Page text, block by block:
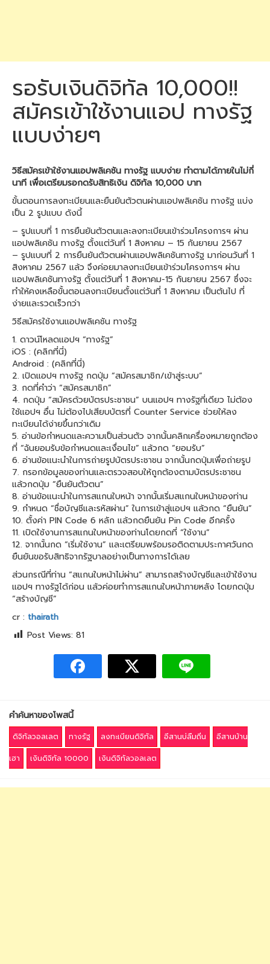
รอรับเงินดิจิทัล 10,000!!
สมัครเข้าใช้งานแอป ทางรัฐ
แบบง่ายๆ
วิธีสมัครเข้าใช้งานแอปพลิเคชัน ทางรัฐ แบบง่าย ทำตามได้ภายในไม่กี่
นาที เพื่อเตรียมรอกดรับสิทธิเงิน ดิจิทัล 10,000 บาท
ขั้นตอนการลงทะเบียนและยืนยันตัวตนผ่านแอปพลิเคชัน ทางรัฐ แบ่ง
เป็น 2 รูปแบบ ดังนี้
– รูปแบบที่ 1 การยืนยันตัวตนและลงทะเบียนเข้าร่วมโครงการฯ ผ่าน
แอปพลิเคชัน ทางรัฐ ตั้งแต่วันที่ 1 สิงหาคม – 15 กันยายน 2567
– รูปแบบที่ 2 การยืนยันตัวตนผ่านแอปพลิเคชันทางรัฐ มาก่อนวันที่ 1
สิงหาคม 2567 แล้ว จึงค่อยมาลงทะเบียนเข้าร่วมโครงการฯ ผ่าน
แอปพลิเคชันทางรัฐ ตั้งแต่วันที่ 1 สิงหาคม-15 กันยายน 2567 ซึ่งจะ
ทำให้คงเหลือขั้นตอนลงทะเบียนตั้งแต่วันที่ 1 สิงหาคม เป็นต้นไป ที่
ง่ายและรวดเร็วกว่า
วิธีสมัครใช้งานแอปพลิเคชัน ทางรัฐ
1. ดาวน์โหลดแอปฯ “ทางรัฐ”
iOS : (คลิกที่นี่)
Android : (คลิกที่นี่)
2. เปิดแอปฯ ทางรัฐ กดปุ่ม “สมัครสมาชิก/เข้าสู่ระบบ”
3. กดที่คำว่า “สมัครสมาชิก”
4. กดปุ่ม “สมัครด้วยบัตรประชาชน” บนแอปฯ ทางรัฐที่เดียว ไม่ต้อง
ใช้แอปฯ อื่น ไม่ต้องไปเสียบบัตรที่ Counter Service ช่วยให้ลง
ทะเบียนได้ง่ายขึ้นกว่าเดิม
5. อ่านข้อกำหนดและความเป็นส่วนตัว จากนั้นคลิกเครื่องหมายถูกต้อง
ที่ “ฉันยอมรับข้อกำหนดและเงื่อนไข” แล้วกด “ยอมรับ”
6. อ่านข้อแนะนำในการถ่ายรูปบัตรประชาชน จากนั้นกดปุ่มเพื่อถ่ายรูป
7. กรอกข้อมูลของท่านและตรวจสอบให้ถูกต้องตามบัตรประชาชน
แล้วกดปุ่ม “ยืนยันตัวตน”
8. อ่านข้อแนะนำในการสแกนใบหน้า จากนั้นเริ่มสแกนใบหน้าของท่าน
9. กำหนด “ชื่อบัญชีและรหัสผ่าน” ในการเข้าสู่แอปฯ แล้วกด “ยืนยัน”
10. ตั้งค่า PIN Code 6 หลัก แล้วกดยืนยัน Pin Code อีกครั้ง
11. เปิดใช้งานการสแกนใบหน้าของท่านโดยกดที่ “ใช้งาน”
12. จากนั้นกด “เริ่มใช้งาน” และเตรียมพร้อมรอติดตามประกาศวันกด
ยืนยันขอรับสิทธิจากรัฐบาลอย่างเป็นทางการได้เลย
ส่วนกรณีที่ท่าน “สแกนใบหน้าไม่ผ่าน” สามารถสร้างบัญชีและเข้าใช้งาน
แอปฯ ทางรัฐได้ก่อน แล้วค่อยทำการสแกนใบหน้าภายหลัง โดยกดปุ่ม
“สร้างบัญชี”
cr : thairath
Post Views: 81
คำค้นหาของโพสนี้
ดิจิทัลวอลเลต ทางรัฐ ลงทะเบียนดิจิทัล อีสานบ่ลืมถิ่น
อีสานบ้าน
เฮา
เงินดิจิทัล 10000 เงินดิจิทัลวอลเลต